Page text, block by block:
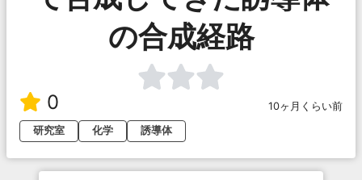
の合成経路
0
10ヶ月くらい前
研究室
化学 誘導体